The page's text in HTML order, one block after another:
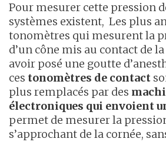
Pour mesurer cette pression
systèmes existent, Les plus
tonomètres qui mesurent la
d’un cône mis au contact de
avoir posé une goutte
ces tonomètres de contact
plus remplacés par des
électroniques qui envoient
permet de mesurer la
s’approchant de la cornée,